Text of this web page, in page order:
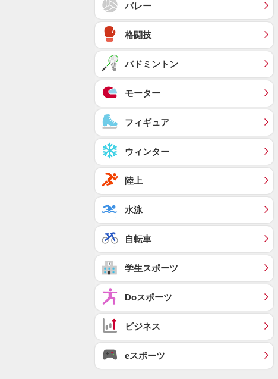
バレー
格闘技
バドミントン
モーター
フィギュア
ウィンター
陸上
水泳
自転車
学生スポーツ
Doスポーツ
ビジネス
eスポーツ